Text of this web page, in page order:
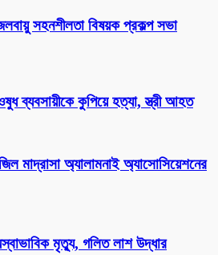
সহনশীলতা বিষয়ক প্রকল্প সভা
ব্যবসায়ীকে কুপিয়ে হত্যা, স্ত্রী আহত
মাদ্রাসা অ্যালামনাই অ্যাসোসিয়েশনের
মৃত্যু, গলিত লাশ উদ্ধার